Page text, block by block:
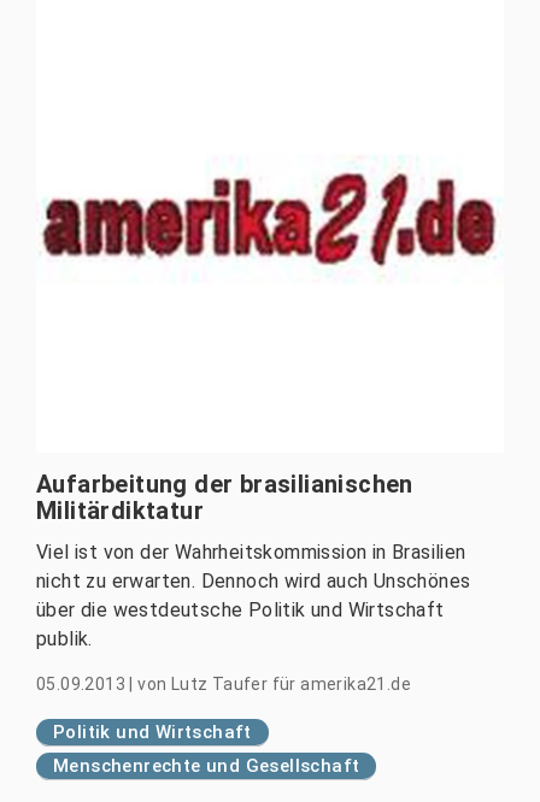
Aufarbeitung der brasilianischen
Militärdiktatur
Viel ist von der Wahrheitskommission in Brasilien
nicht zu erwarten. Dennoch wird auch Unschönes
über die westdeutsche Politik und Wirtschaft
publik.
05.09.2013 |von Lutz Taufer für amerika21.de
Politik und Wirtschaft
Menschenrechte und Gesellschaft